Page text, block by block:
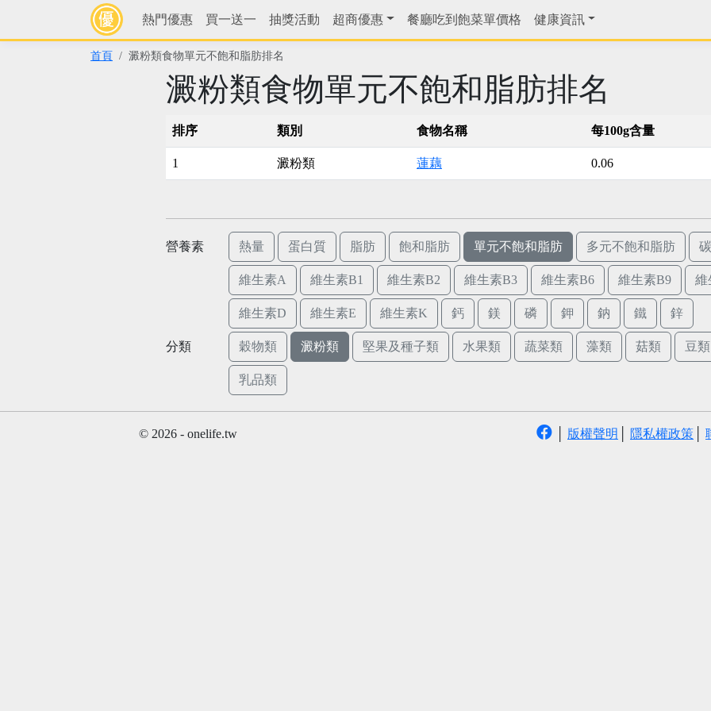
熱門優惠 買一送一 抽獎活動 超商優惠 餐廳吃到飽菜單價格 健康資訊
首頁 澱粉類食物單元不飽和脂肪排名
澱粉類食物單元不飽和脂肪排名
排序 類別 食物名稱 每100g含量
1 澱粉類 蓮藕 0.06
營養素 熱量 蛋白質 脂肪 飽和脂肪 單元不飽和脂肪 多元不飽和脂肪
維生素A 維生素B1 維生素B2 維生素B3 維生素B6 維生素B9 維
維生素D 維生素E 維生素K 鈣 鎂 磷 鉀 鈉 鐵 鋅
分類 穀物類 澱粉類 堅果及種子類 水果類 蔬菜類 藻類 菇類 豆類
乳品類
© 2026 - onelife.tw 版權聲明 隱私權政策